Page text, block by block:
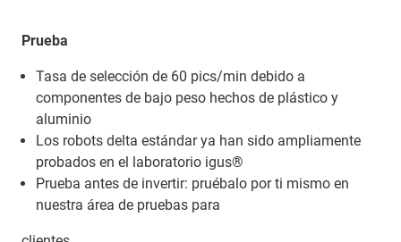
Prueba
Tasa de selección de 60 pics/min debido a
componentes de bajo peso hechos de plástico y
aluminio
Los robots delta estándar ya han sido ampliamente
probados en el laboratorio igus®
Prueba antes de invertir: pruébalo por ti mismo en
nuestra área de pruebas para